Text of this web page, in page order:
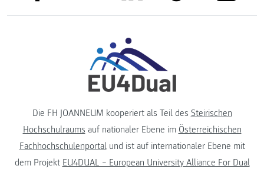
Die FH JOANNEUM kooperiert als Teil des Steirischen
Hochschulraums auf nationaler Ebene im Österreichischen
Fachhochschulenportalund ist auf internationaler Ebene mit
dem Projekt EU4DUAL – European University Alliance For Dual